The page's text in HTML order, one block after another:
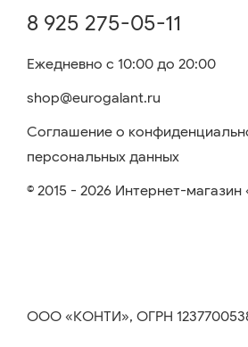
8 925 275-05-11
Ежедневно с 10:00 до 20:00
shop@eurogalant.ru
Соглашение о
персональных данных
© 2015 - 2026 Интернет-магазин
ООО «КОНТИ», ОГРН